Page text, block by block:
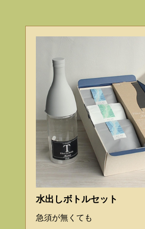
水出しボトルセット
急須が無くても